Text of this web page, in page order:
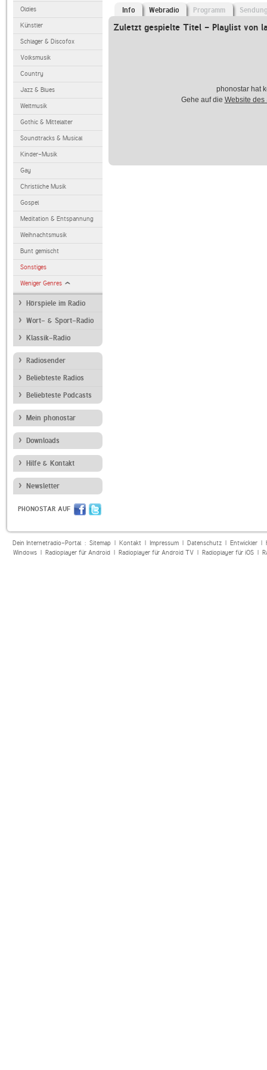
Oldies
Künstler
Schlager & Discofox
Volksmusik
Country
Jazz & Blues
Weltmusik
Gothic & Mittelalter
Soundtracks & Musical
Kinder-Musik
Gay
Christliche Musik
Gospel
Meditation & Entspannung
Weihnachtsmusik
Bunt gemischt
Sonstiges
Weniger Genres
Hörspiele im Radio
Wort- & Sport-Radio
Klassik-Radio
Radiosender
Beliebteste Radios
Beliebteste Podcasts
Mein phonostar
Downloads
Hilfe & Kontakt
Newsletter
PHONOSTAR AUF
Info Webradio Programm
Zuletzt gespielte Titel - Playlist von
phonostar hat
Gehe auf die Website des
Dein Internetradio-Portal : Sitemap| Kontakt| Impressum| Datenschutz| Entwickler|
Windows| Radioplayer für Android| Radioplayer für Android TV| Radioplayer für iOS|